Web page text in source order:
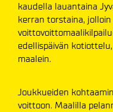
kaudella lauantaina
kerran torstaina, jolloin
edellispäivän
maalein.
Joukkueiden
voittoon. Maalilla